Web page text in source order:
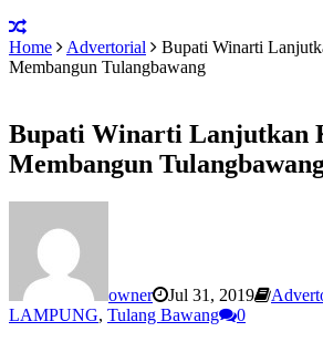
Home Advertorial
Bupati Winarti
Membangun Tulangbawang
Bupati Winarti Lanjutkan
Membangun
owner Jul 31, 2019
LAMPUNG, Tulang Bawang 0